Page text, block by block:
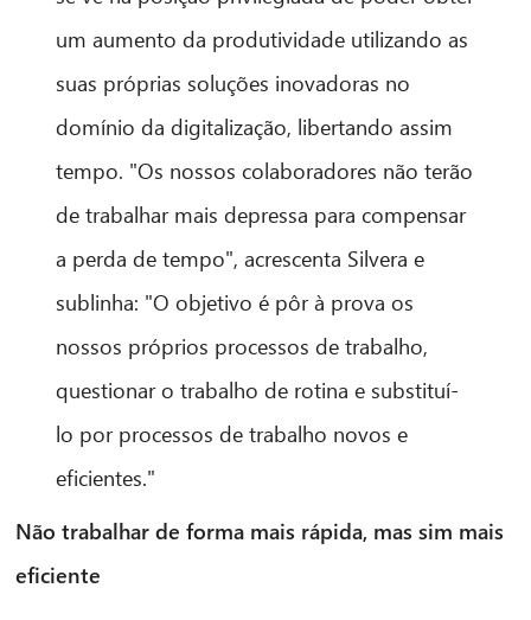
um aumento da produtividade utilizando as
suas próprias soluções inovadoras no
domínio da digitalização, libertando assim
tempo. "Os nossos colaboradores não terão
de trabalhar mais depressa para compensar
a perda de tempo", acrescenta Silvera e
sublinha: "O objetivo é pôr à prova os
nossos próprios processos de trabalho,
questionar o trabalho de rotina e substituí-
lo por processos de trabalho novos e
eficientes."
Não trabalhar de forma mais rápida, mas sim mais
eficiente